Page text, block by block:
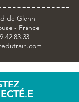
de Glehn
- France